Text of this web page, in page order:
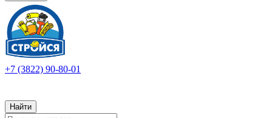
+7 (3822) 90-80-01